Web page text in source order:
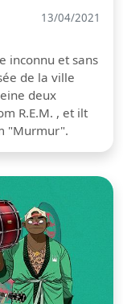
13/04/2021
inconnu et sans
de la ville
deux
R.E.M. , et ilt
"Murmur".